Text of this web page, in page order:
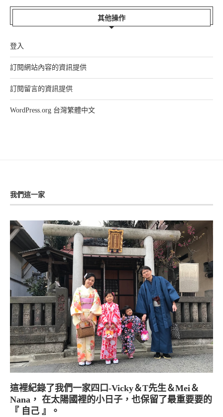
其他操作
登入
訂閱網站內容的資訊提供
訂閱留言的資訊提供
WordPress.org 台灣繁體中文
我們這一家
這裡紀錄了我們一家四口-Vicky＆T先生＆Mei＆
Nana， 在太陽國裡的小日子，也保留了最重要要的
『 自己 』。